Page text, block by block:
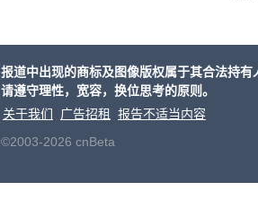
报道中出现的商标及图像版权属于其合法持
请遵守理性，宽容，换位思考的原则。
关于我们
广告招租
报告不适当内容
©2003-2026 cnBeta